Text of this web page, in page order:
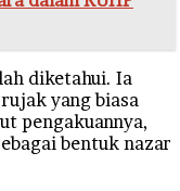
diketahui. Ia
yang biasa
pengakuannya,
bentuk nazar